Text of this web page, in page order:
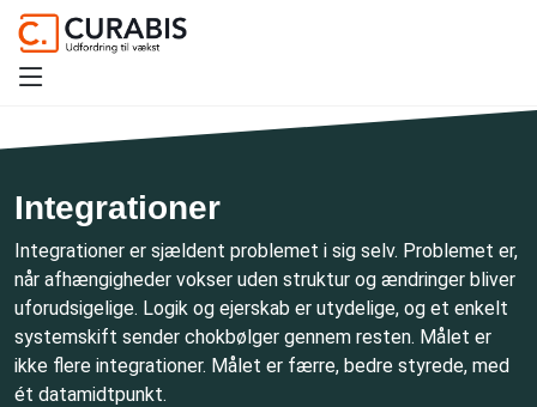
Integrationer
Integrationer er sjældent problemet i sig selv. Problemet er,
når afhængigheder vokser uden struktur og ændringer bliver
uforudsigelige. Logik og ejerskab er utydelige, og et enkelt
systemskift sender chokbølger gennem resten. Målet er
ikke flere integrationer. Målet er færre, bedre styrede, med
ét datamidtpunkt.